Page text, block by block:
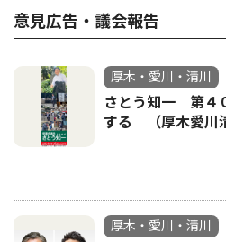
意見広告・議会報告
厚木・愛川・清川
さとう知一 第４
する （厚木愛川
厚木・愛川・清川